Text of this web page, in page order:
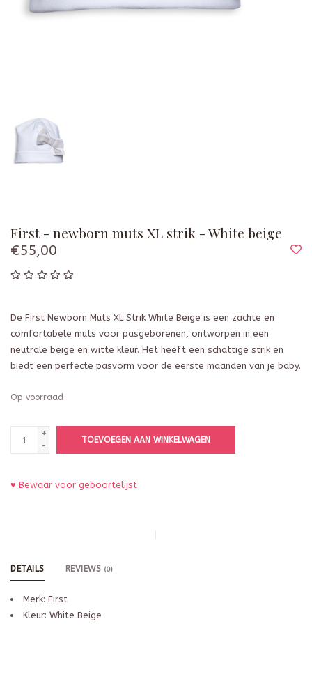
First - newborn muts XL strik - White beige
€55,00
De First Newborn Muts XL Strik White Beige is een zachte en
comfortabele muts voor pasgeborenen, ontworpen in een
neutrale beige en witte kleur. Het heeft een schattige strik en
biedt een perfecte pasvorm voor de eerste maanden van je baby.
Op voorraad
+
-
TOEVOEGEN AAN WINKELWAGEN
♥ Bewaar voor geboortelijst
DETAILS REVIEWS (0)
Merk: First
Kleur: White Beige